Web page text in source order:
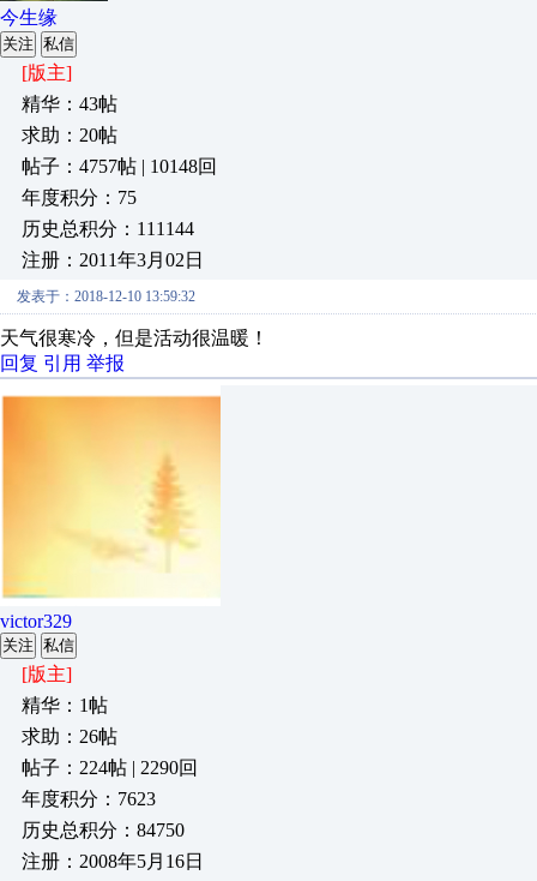
今生缘
关注 私信
[版主]
精华：43帖
求助：20帖
帖子：4757帖 | 10148回
年度积分：75
历史总积分：111144
注册：2011年3月02日
发表于：2018-12-10 13:59:32
天气很寒冷，但是活动很温暖！
回复 引用 举报
victor329
关注 私信
[版主]
精华：1帖
求助：26帖
帖子：224帖 | 2290回
年度积分：7623
历史总积分：84750
注册：2008年5月16日